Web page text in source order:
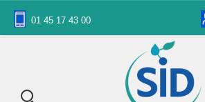
01 45 17 43 00